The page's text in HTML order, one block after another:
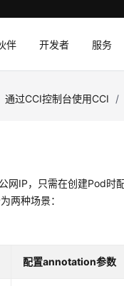
伴 开发者 服务
通过CCI控制台使用CCI /
网IP，只需在创建Pod时
两种场景：
配置annotation参数